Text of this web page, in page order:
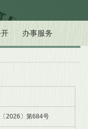
办事服务
2026〕第684号